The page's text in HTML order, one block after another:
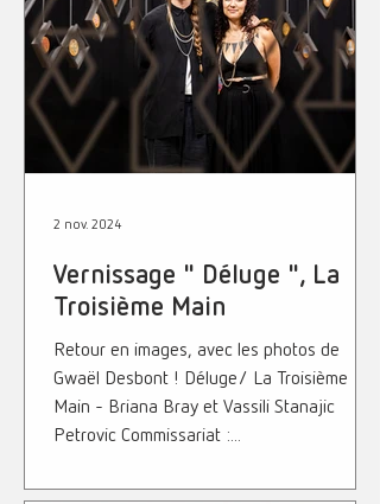
Vernissage " Déluge ", La
Troisième Main
Retour en images, avec les photos de
Gwaël Desbont ! Déluge/ La Troisième
Main - Briana Bray et Vassili Stanajic
Petrovic Commissariat :...
2 nov. 2024